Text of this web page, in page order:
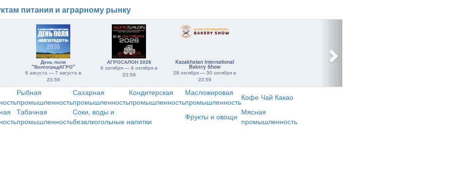
питания и аграрному рынку
День поля
"ВолгоградАГРО"
6 августа — 7 августа в
23:59
АГРОСАЛОН 2026
6 октября — 9 октября в
23:59
Kazakhstan International
Bakery Show
28 октября — 30 октября в
23:59
Рыбная
промышленность
Сахарная
промышленность
Кондитерская
промышленность
Масложировая
промышленностьКофе Чай Какао
Табачная
промышленность
Соки, воды и
безалкогольные напитки
Фрукты и овощи Мясная
промышленность